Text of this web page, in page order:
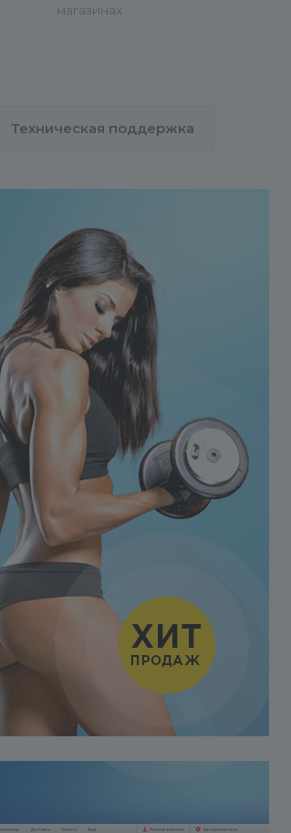
1. Если вы не знакомы с
нового инфоблока товаров вам
из демо-инфоблока в новый.
- Создать пользовательские
для нового инфоблока в
«Настройках продукта»
аналогично демо-инфоблоку.
- Перенастроить компоненты
новый инфоблок.
Простыми словами –
ИСПОЛЬЗУЙТЕ
СУЩЕСТВУЮЩИЙ
Приобретение решения
предполагает
самостоятельную работу
пользователя с
документации. Любые
настройки решения под ваши
задачи, в т.ч. интеграция с
вашей базой 1С являются
коммерческой услугой и
оплачиваются отдельно.
ценим ваше время и просим
взаимности. Поэтому
1. Создайте обращение в
магазинах
Техническая поддержка